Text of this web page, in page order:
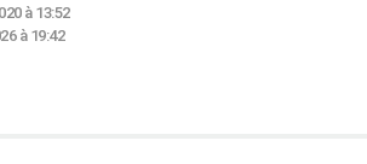
à 13:52
à 19:42